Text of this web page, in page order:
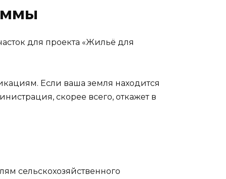
для проекта «Жильё для
Если ваша земля находится
скорее всего, откажет в
сельскохозяйственного